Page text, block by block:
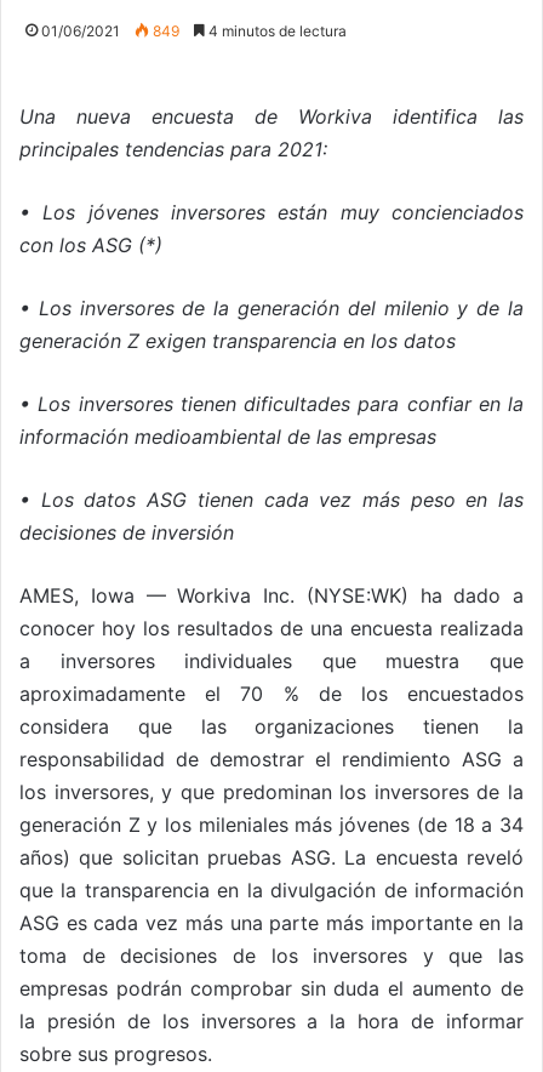
01/06/2021 849 4 minutos de lectura
Una nueva encuesta de Workiva identifica las
principales tendencias para 2021:
• Los jóvenes inversores están muy concienciados
con los ASG (*)
• Los inversores de la generación del milenio y de la
generación Z exigen transparencia en los datos
• Los inversores tienen dificultades para confiar en la
información medioambiental de las empresas
• Los datos ASG tienen cada vez más peso en las
decisiones de inversión
AMES, Iowa — Workiva Inc. (NYSE:WK) ha dado a
conocer hoy los resultados de una encuesta realizada
a inversores individuales que muestra que
aproximadamente el 70 % de los encuestados
considera que las organizaciones tienen la
responsabilidad de demostrar el rendimiento ASG a
los inversores, y que predominan los inversores de la
generación Z y los mileniales más jóvenes (de 18 a 34
años) que solicitan pruebas ASG. La encuesta reveló
que la transparencia en la divulgación de información
ASG es cada vez más una parte más importante en la
toma de decisiones de los inversores y que las
empresas podrán comprobar sin duda el aumento de
la presión de los inversores a la hora de informar
sobre sus progresos.